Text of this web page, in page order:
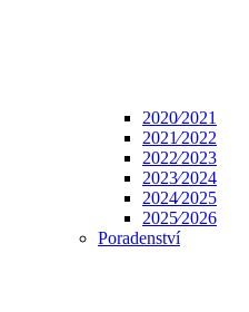
2020⁄2021
2021⁄2022
2022⁄2023
2023⁄2024
2024⁄2025
2025⁄2026
Poradenství